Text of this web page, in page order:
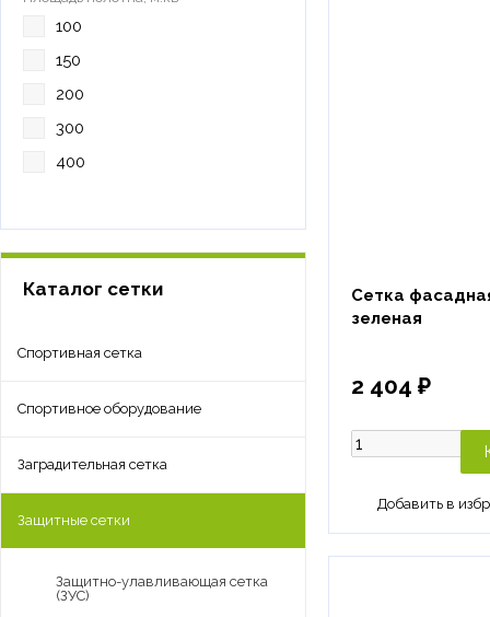
100
150
200
300
400
Каталог сетки
Спортивная сетка
Спортивное оборудование
Заградительная сетка
Защитные сетки
Защитно-улавливающая сетка
(ЗУС)
Сетка
зеленая
2 404 ₽